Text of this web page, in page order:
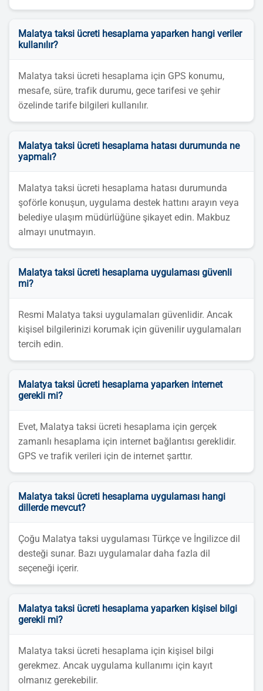
Malatya taksi ücreti hesaplama yaparken hangi veriler
kullanılır?
Malatya taksi ücreti hesaplama için GPS konumu,
mesafe, süre, trafik durumu, gece tarifesi ve şehir
özelinde tarife bilgileri kullanılır.
Malatya taksi ücreti hesaplama hatası durumunda ne
yapmalı?
Malatya taksi ücreti hesaplama hatası durumunda
şoförle konuşun, uygulama destek hattını arayın veya
belediye ulaşım müdürlüğüne şikayet edin. Makbuz
almayı unutmayın.
Malatya taksi ücreti hesaplama uygulaması güvenli
mi?
Resmi Malatya taksi uygulamaları güvenlidir. Ancak
kişisel bilgilerinizi korumak için güvenilir uygulamaları
tercih edin.
Malatya taksi ücreti hesaplama yaparken internet
gerekli mi?
Evet, Malatya taksi ücreti hesaplama için gerçek
zamanlı hesaplama için internet bağlantısı gereklidir.
GPS ve trafik verileri için de internet şarttır.
Malatya taksi ücreti hesaplama uygulaması hangi
dillerde mevcut?
Çoğu Malatya taksi uygulaması Türkçe ve İngilizce dil
desteği sunar. Bazı uygulamalar daha fazla dil
seçeneği içerir.
Malatya taksi ücreti hesaplama yaparken kişisel bilgi
gerekli mi?
Malatya taksi ücreti hesaplama için kişisel bilgi
gerekmez. Ancak uygulama kullanımı için kayıt
olmanız gerekebilir.